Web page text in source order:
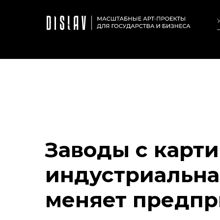
Заводы с
меняет